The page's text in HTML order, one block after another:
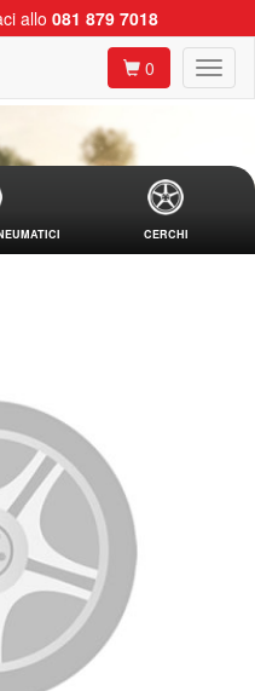
allo 081 879 7018
0
CERCHI